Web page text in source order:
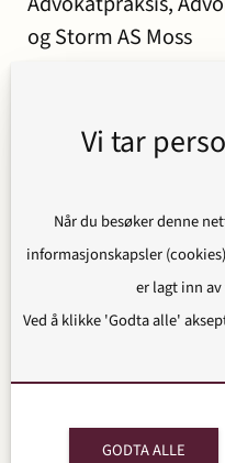
og Storm AS Moss
Etat for Eiendom og
Utdannelse
Vi tar
Når du besøker denne
informasjonskapsler
er lagt inn
Ved å klikke 'Godta alle'
GODTA ALLE